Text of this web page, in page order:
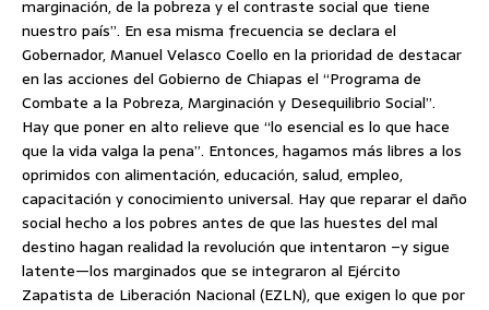
marginación, de la pobreza y el contraste social que tiene
nuestro país”. En esa misma frecuencia se declara el
Gobernador, Manuel Velasco Coello en la prioridad de destacar
en las acciones del Gobierno de Chiapas el “Programa de
Combate a la Pobreza, Marginación y Desequilibrio Social”.
Hay que poner en alto relieve que “lo esencial es lo que hace
que la vida valga la pena”. Entonces, hagamos más libres a los
oprimidos con alimentación, educación, salud, empleo,
capacitación y conocimiento universal. Hay que reparar el daño
social hecho a los pobres antes de que las huestes del mal
destino hagan realidad la revolución que intentaron –y sigue
latente—los marginados que se integraron al Ejército
Zapatista de Liberación Nacional (EZLN), que exigen lo que por